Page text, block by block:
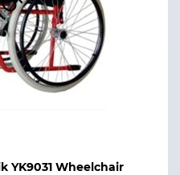
YK9031 Wheelchair